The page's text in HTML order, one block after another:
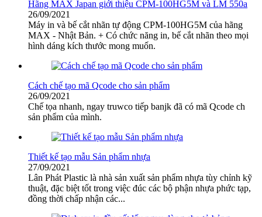
Hãng MAX Japan giới thiệu CPM-100HG5M và LM 550a
26/09/2021
Máy in và bế cắt nhãn tự động CPM-100HG5M của hãng
MAX - Nhật Bản. + Có chức năng in, bế cắt nhãn theo mọi
hình dáng kích thước mong muốn.
Cách chế tạo mã Qcode cho sản phẩm
26/09/2021
Chế tọa nhanh, ngay truwco tiếp banjk đã có mã Qcode ch
sản phẩm của mình.
Thiết kế tạo mẫu Sản phẩm nhựa
27/09/2021
Lân Phát Plastic là nhà sản xuất sản phẩm nhựa tùy chỉnh kỹ
thuật, đặc biệt tốt trong việc đúc các bộ phận nhựa phức tạp,
đồng thời chấp nhận các...